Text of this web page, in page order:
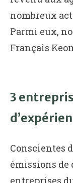
nombreux
Parmi eux,
Français
3
Conscientes
émissions de
entreprises